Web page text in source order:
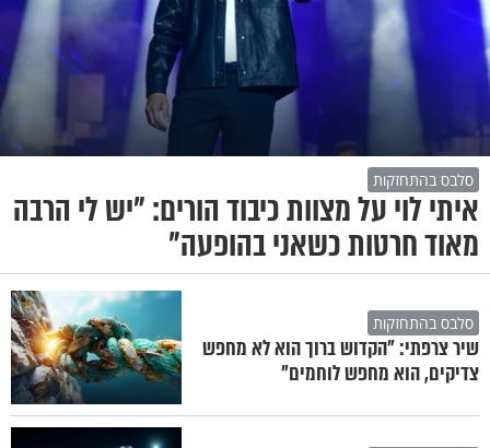
סלבס בהתחזקות
איתי לוי על מצוות כיבוד הורים: "יש לי הרבה
מאוד חרטות כשאני בהופעה"
סלבס בהתחזקות
שיר צרפתי: "הקדוש ברוך הוא לא מחפש
צדיקים, הוא מחפש לוחמים"